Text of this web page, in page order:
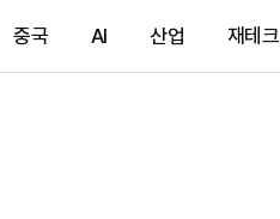
중국 AI 산업 재테크